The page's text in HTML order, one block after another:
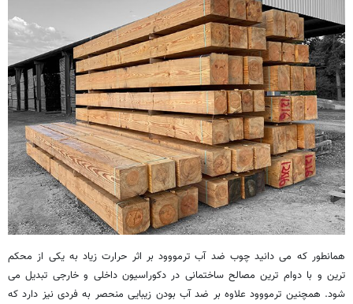
همانطور که می دانید چوب ضد آب ترمووود بر اثر حرارت زیاد به یکی از محکم
ترین و با دوام ترین مصالح ساختمانی در دکوراسیون داخلی و خارجی تبدیل می
شود. همچنین ترمووود علاوه بر ضد آب بودن زیبایی منحصر به فردی نیز دارد که